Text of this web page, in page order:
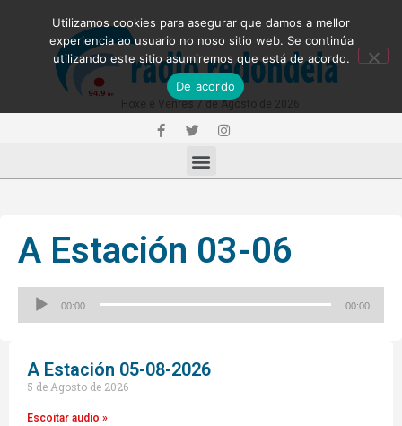
A Estación 03-06
00:00 00:00
A Estación 05-08-2026
5 de Agosto de 2026
Escoitar audio »
Utilizamos cookies para asegurar que damos a mellor
experiencia ao usuario no noso sitio web. Se continúa
utilizando este sitio asumiremos que está de acordo.
De acordo